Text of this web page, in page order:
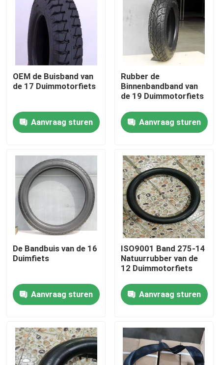
Thuis
Over ons
Producten
De Band van de motorfietsbuis
De Band van de straatmotorfiets
Band met drie wielen
De Band van de motorfietsautoped
Elektrische motorfietsband
OEM de Buisband van
de 17 Duimmotorfiets
Aanvraag sturen
Rubber de
Binnenbandband van
de 19 Duimmotorfiets
Aanvraag sturen
De Bandbuis van de 16
Duimfiets
Aanvraag sturen
ISO9001 Band 275-14
Natuurrubber van de
12 Duimmotorfiets
Aanvraag sturen